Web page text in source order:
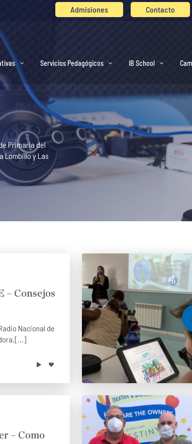
Admisiones Contacto
Servicios Pedagógicos IB School
Primaria del
Lombillo y Las
– Consejos
Nacional de
– Como